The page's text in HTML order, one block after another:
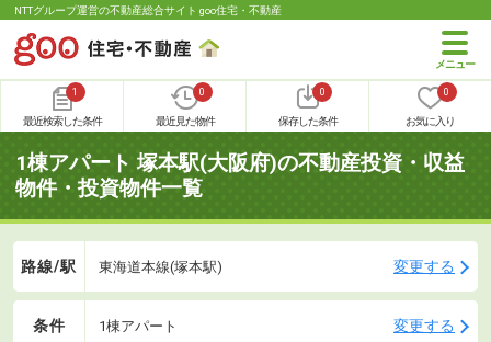
NTTグループ運営の不動産総合サイト goo住宅・不動産
1
最近検索した条件
0
最近見た物件
0
保存した条件
0
お気に入り
1棟アパート 塚本駅(大阪府)の不動産投資・収益
物件・投資物件一覧
路線/駅 東海道本線(塚本駅) 変更する
条件 1棟アパート 変更する